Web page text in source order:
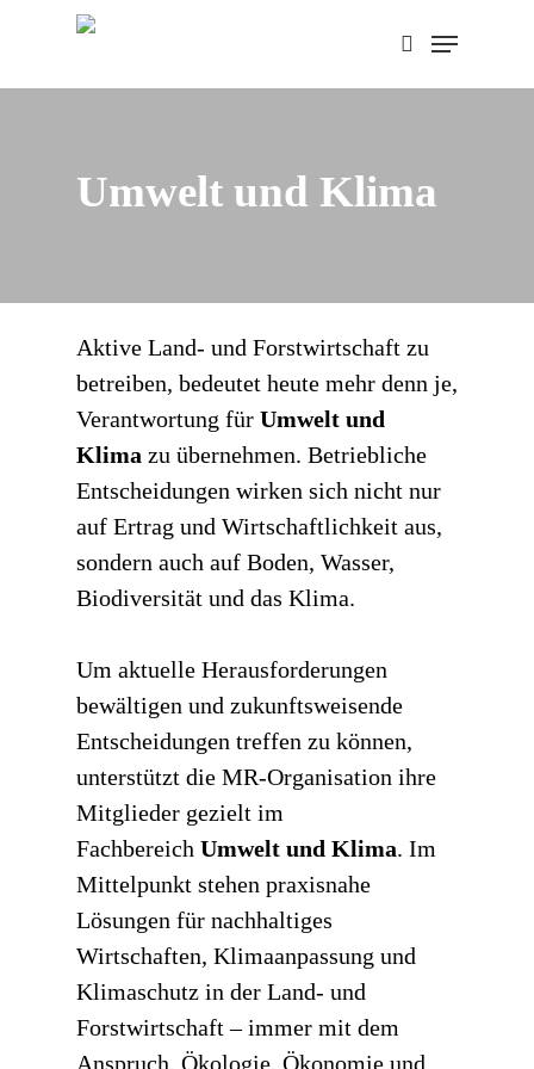
main
search
Menu
Umwelt und Klima
Aktive Land- und Forstwirtschaft zu
betreiben, bedeutet heute mehr denn je,
Verantwortung für Umwelt und
Klima zu übernehmen. Betriebliche
Entscheidungen wirken sich nicht nur
auf Ertrag und Wirtschaftlichkeit aus,
sondern auch auf Boden, Wasser,
Biodiversität und das Klima.
Um aktuelle Herausforderungen
bewältigen und zukunftsweisende
Entscheidungen treffen zu können,
unterstützt die MR-Organisation ihre
Mitglieder gezielt im
Fachbereich Umwelt und Klima. Im
Mittelpunkt stehen praxisnahe
Lösungen für nachhaltiges
Wirtschaften, Klimaanpassung und
Klimaschutz in der Land- und
Forstwirtschaft – immer mit dem
Anspruch, Ökologie, Ökonomie und